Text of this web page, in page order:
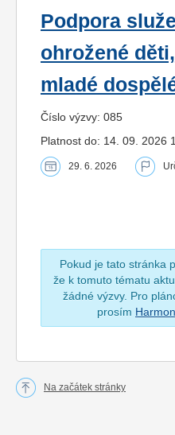
Podpora
ohrožené
mladé
Číslo výzvy: 085
Platnost do: 14. 09. 2026
29. 6. 2026
Pokud je tato stránka
že k tomuto tématu
žádné výzvy. Pro
prosím
Na začátek stránky